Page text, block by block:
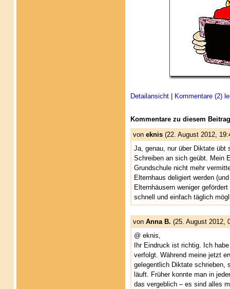
Detailansicht| Kommentare (2)
Kommentare zu diesem
von eknis(22. August 2012,
Ja, genau, nur über Diktate übt
Schreiben an sich geübt. Mein
Grundschule nicht mehr
Elternhaus deligiert werden
Elternhäusern weniger
schnell und einfach täglich
von Anna B. (25. August 2012,
@ eknis,
Ihr Eindruck ist richtig. Ich
verfolgt. Während meine jetzt
gelegentlich Diktate schrieben,
läuft. Früher konnte man in
das vergeblich – es sind alles